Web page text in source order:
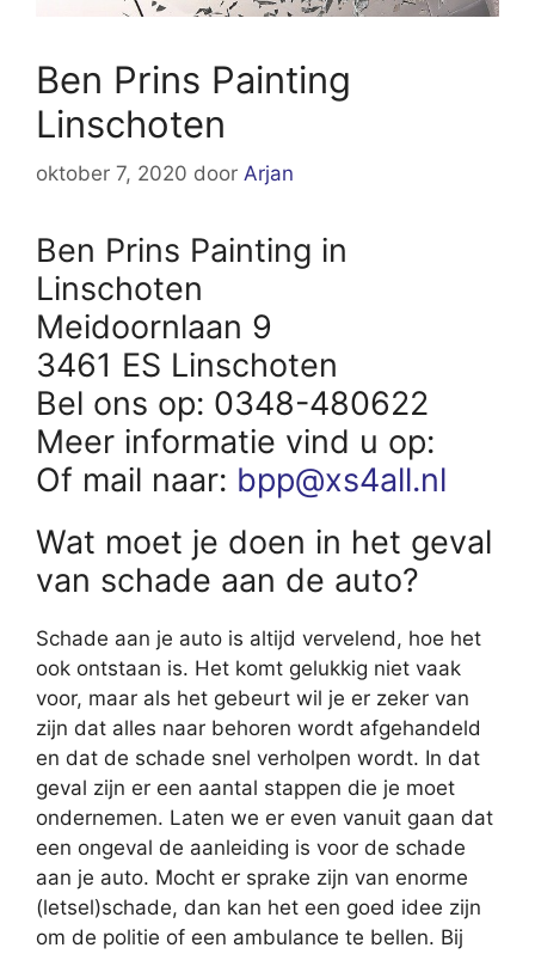
Ben Prins Painting
Linschoten
oktober 7, 2020 door Arjan
Ben Prins Painting in
Linschoten
Meidoornlaan 9
3461 ES Linschoten
Bel ons op: 0348-480622
Meer informatie vind u op:
Of mail naar: bpp@xs4all.nl
Wat moet je doen in het geval
van schade aan de auto?
Schade aan je auto is altijd vervelend, hoe het
ook ontstaan is. Het komt gelukkig niet vaak
voor, maar als het gebeurt wil je er zeker van
zijn dat alles naar behoren wordt afgehandeld
en dat de schade snel verholpen wordt. In dat
geval zijn er een aantal stappen die je moet
ondernemen. Laten we er even vanuit gaan dat
een ongeval de aanleiding is voor de schade
aan je auto. Mocht er sprake zijn van enorme
(letsel)schade, dan kan het een goed idee zijn
om de politie of een ambulance te bellen. Bij